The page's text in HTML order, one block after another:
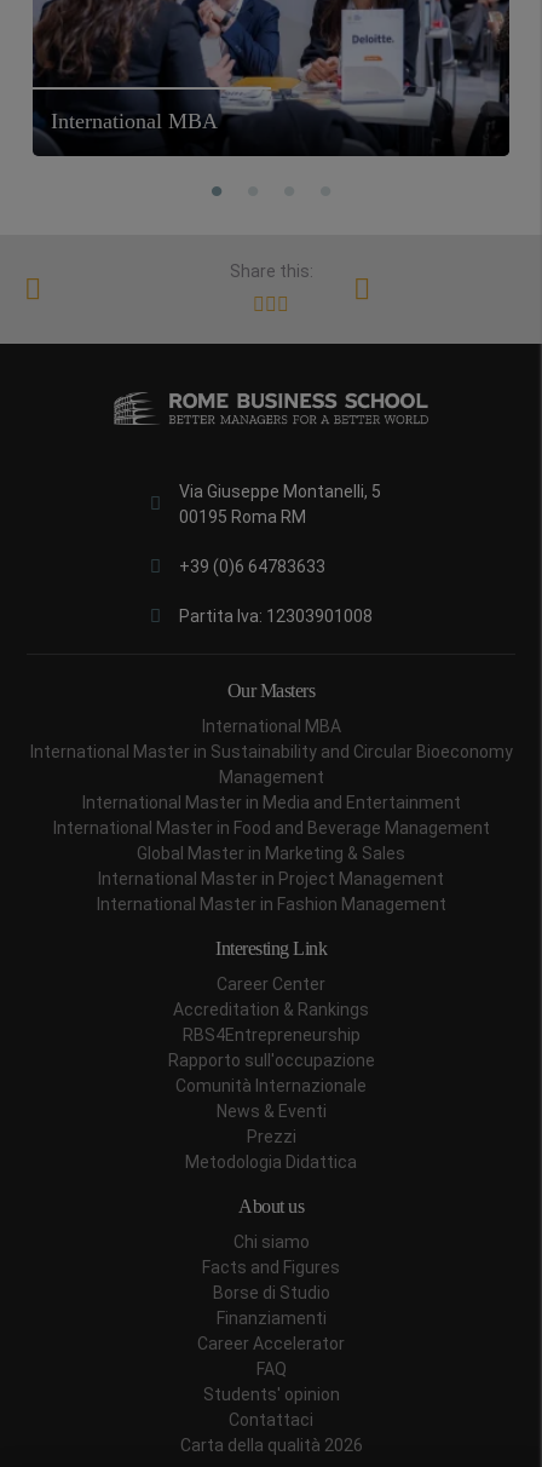
International MBA
Share this:
Via Giuseppe Montanelli, 5
00195 Roma RM
+39 (0)6 64783633
Partita Iva: 12303901008
Our Masters
International MBA
International Master in Sustainability and Circular Bioeconomy
Management
International Master in Media and Entertainment
International Master in Food and Beverage Management
Global Master in Marketing & Sales
International Master in Project Management
International Master in Fashion Management
Interesting Link
Career Center
Accreditation & Rankings
RBS4Entrepreneurship
Rapporto sull'occupazione
Comunità Internazionale
News & Eventi
Prezzi
Metodologia Didattica
About us
Chi siamo
Facts and Figures
Borse di Studio
Finanziamenti
Career Accelerator
FAQ
Students' opinion
Contattaci
Carta della qualità 2026